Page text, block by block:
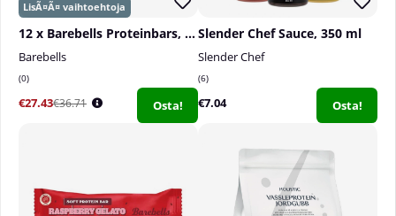
12 x Barebells Proteinbars, 55 g
Barebells
0
€27.43€36.71 Osta!
Slender Chef Sauce, 350 ml
Slender Chef
6
€7.04 Osta!